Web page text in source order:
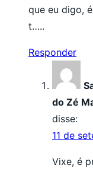
que eu digo,
t…..
Responder
do Zé
disse:
11 de
Vixe, é